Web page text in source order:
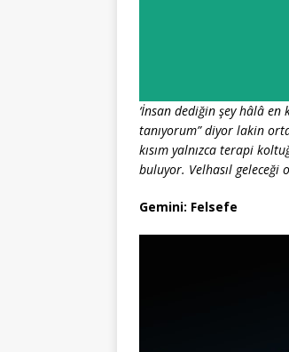
‘İnsan dediğin şey hâlâ
tanıyorum” diyor lakin
kısım yalnızca terapi
buluyor. Velhasıl geleceği
Gemini: Felsefe